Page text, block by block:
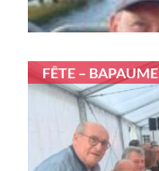
FÊTE – BAPAUME